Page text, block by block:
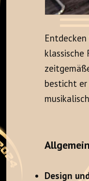
Entdecken
besticht er
Design